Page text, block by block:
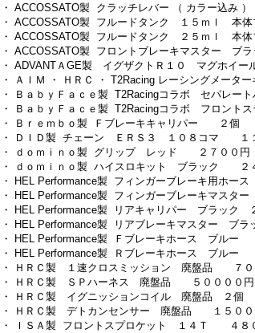
・ ACCOSSATO製 クラッチレバー （ カラー込
・ ACCOSSATO製 フルードタンク １５ｍｌ 本
・ ACCOSSATO製 フルードタンク ２５ｍｌ 本
・ ACCOSSATO製 フロントブレーキマスター
・ ADVANTＡGE製 イグザクトＲ１０ マグホイ
・ ＡＩＭ ・ ＨＲＣ ・ T2Racing レーシングメー
・ ＢａｂｙＦａｃｅ製 T2Racingコラボ セパレ
・ ＢａｂｙＦａｃｅ製 T2Racingコラボ フロン
・ Ｂｒｅｍｂｏ製 Ｆブレーキキャリパー ２個
・ ＤＩＤ製 チェーン ＥＲＳ３ １０８コマ １
・ ｄｏｍｉｎｏ製 グリップ レッド ２７００円
・ ｄｏｍｉｎｏ製 ハイスロキット ブラック ２
・ HEL Performance製 フィンガーブレーキ用ホ
・ HEL Performance製 フィンガーブレーキマス
・ HEL Performance製 リアキャリパー ブラッ
・ HEL Performance製 リアブレーキマスター ブ
・ HEL Performance製 Ｆブレーキホース ブルー
・ HEL Performance製 Ｒブレーキホース ブルー
・ ＨＲＣ製 １速クロスミッション 廃盤品 ７０
・ ＨＲＣ製 ＳＰハーネス 廃盤品 ５００００円
・ ＨＲＣ製 イグニッションコイル 廃盤品 ２
・ ＨＲＣ製 デトカンセンサー 廃盤品 １５００
・ ＩＳＡ製 フロントスプロケット １４Ｔ ４８